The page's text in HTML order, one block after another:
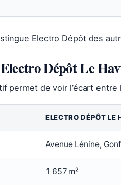
Electro Dépôt des
Dépôt Le
permet de voir l’écart
ELECTRO DÉPÔT LE
Avenue Lénine,
1 657 m²